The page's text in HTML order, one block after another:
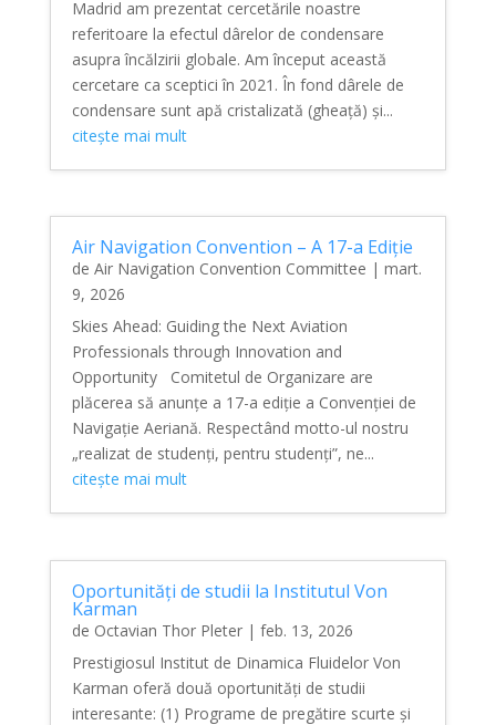
Madrid am prezentat cercetările noastre
referitoare la efectul dârelor de condensare
asupra încălzirii globale. Am început această
cercetare ca sceptici în 2021. În fond dârele de
condensare sunt apă cristalizată (gheață) și...
citește mai mult
Air Navigation Convention – A 17-a Ediție
de Air Navigation Convention Committee | mart.
9, 2026
Skies Ahead: Guiding the Next Aviation
Professionals through Innovation and
Opportunity Comitetul de Organizare are
plăcerea să anunțe a 17-a ediție a Convenției de
Navigație Aeriană. Respectând motto-ul nostru
„realizat de studenți, pentru studenți”, ne...
citește mai mult
Oportunități de studii la Institutul Von
Karman
de Octavian Thor Pleter| feb. 13, 2026
Prestigiosul Institut de Dinamica Fluidelor Von
Karman oferă două oportunități de studii
interesante: (1) Programe de pregătire scurte și